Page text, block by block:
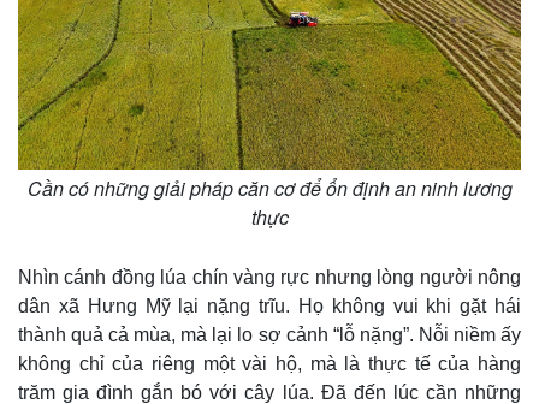
Cần có những giải pháp căn cơ để ổn định an ninh lương
thực
Nhìn cánh đồng lúa chín vàng rực nhưng lòng người nông
dân xã Hưng Mỹ lại nặng trĩu. Họ không vui khi gặt hái
thành quả cả mùa, mà lại lo sợ cảnh “lỗ nặng”. Nỗi niềm ấy
không chỉ của riêng một vài hộ, mà là thực tế của hàng
trăm gia đình gắn bó với cây lúa. Đã đến lúc cần những